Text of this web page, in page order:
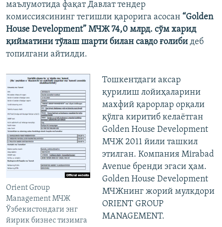
маълумотида фақат Давлат тендер
комиссиясининг тегишли қарорига асосан “Golden
House Development” МЧЖ 74,0 млрд. сўм харид
қийматини тўлаш шарти билан савдо ғолиби деб
топилгани айтилди.
Orient Group
Management МЧЖ
Ўзбекистондаги энг
йирик бизнес тизимга
Тошкентдаги аксар
қурилиш лойиҳаларини
махфий қарорлар орқали
қўлга киритиб келаëтган
Golden House Development
МЧЖ 2011 йили ташкил
этилган. Компания Mirabad
Avenue бренди эгаси ҳам.
Golden House Development
МЧЖнинг жорий мулкдори
ORIENT GROUP
MANAGEMENT.